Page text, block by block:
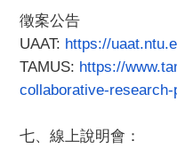
徵案公告
UAAT: https://
TAMUS: https://
collaborative-research-
七、線上說明會：